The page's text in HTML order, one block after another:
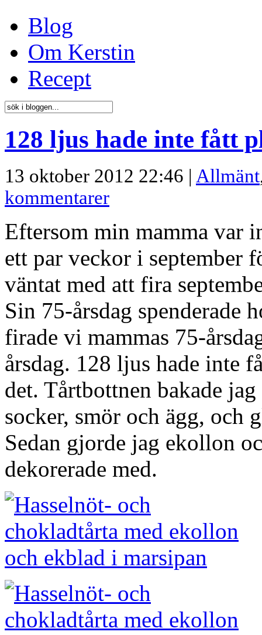
Blog
Om Kerstin
Recept
128 ljus hade inte fått
13 oktober 2012 22:46 | Allmänt
kommentarer
Eftersom min mamma var
ett par veckor i september
väntat med att fira
Sin 75-årsdag spenderade
firade vi mammas 75-
årsdag. 128 ljus hade inte
det. Tårtbottnen bakade
socker, smör och ägg, och
Sedan gjorde jag ekollon
dekorerade med.